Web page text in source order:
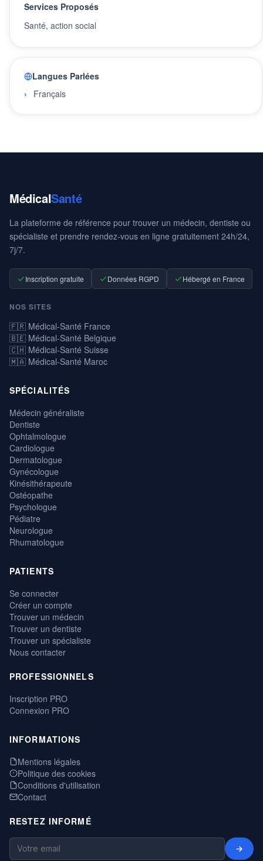
Services Proposés
Santé, action social
Langues Parlées
Français
MédicalSanté
La plateforme de référence pour trouver un médecin, dentiste ou
spécialiste et prendre rendez-vous en ligne gratuitement 24h/24,
7j/7.
Inscription gratuite Données RGPD Hébergé en France
NOS SITES
🇫🇷 Médical-Santé France
🇧🇪 Médical-Santé Belgique
🇨🇭 Médical-Santé Suisse
🇲🇦 Médical-Santé Maroc
SPÉCIALITÉS
Médecin généraliste
Dentiste
Ophtalmologue
Cardiologue
Dermatologue
Gynécologue
Kinésithérapeute
Ostéopathe
Psychologue
Pédiatre
Neurologue
Rhumatologue
PATIENTS
Se connecter
Créer un compte
Trouver un médecin
Trouver un dentiste
Trouver un spécialiste
Nous contacter
PROFESSIONNELS
Inscription PRO
Connexion PRO
INFORMATIONS
Mentions légales
Politique des cookies
Conditions d'utilisation
Contact
RESTEZ INFORMÉ
→